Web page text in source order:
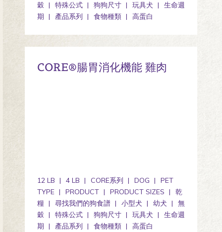
穀
特殊公式 狗狗尺寸 玩具犬
生命週
期
產品系列 食物種類 高蛋白
CORE®腸胃消化機能 雞肉
12 LB 4 LB CORE系列 DOG
PET
TYPE
PRODUCT PRODUCT SIZES
乾
糧
尋找我們的狗食譜 小型犬 幼犬
無
穀
特殊公式 狗狗尺寸 玩具犬
生命週
期
產品系列 食物種類 高蛋白